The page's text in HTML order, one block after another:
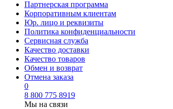
Партнерская программа
Корпоративным клиентам
Юр. лицо и реквизиты
Политика конфиденциальности
Сервисная служба
Качество доставки
Качество товаров
Обмен и возврат
Отмена заказа
0
8 800 775 8919
Мы на связи